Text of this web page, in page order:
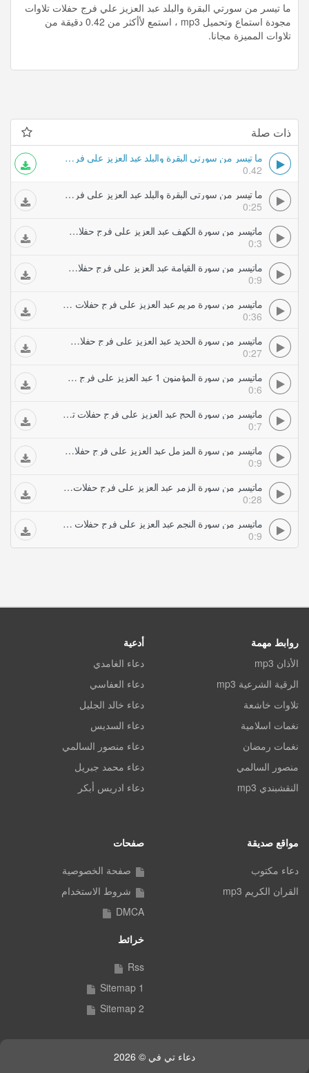
ما تيسر من سورتي البقرة والبلد عبد العزيز علي فرج حفلات تلاوات
مجودة استماع وتحميل mp3 ، استمع لأأكثر من 0.42 دقيقة من
تلاوات المميزة مجانا.
ذات صلة
ما تيسر من سورتي البقرة والبلد عبد العزيز علي فرج حفلات تلاوات مجودة
0.42
ما تيسر من سورتي البقرة والبلد عبد العزيز علي فرج حفلات تلاوات مجودة
0:25
ماتيسر من سورة الكهف عبد العزيز علي فرج حفلات تلاوات مجودة
0:3
ماتيسر من سورة القيامة عبد العزيز علي فرج حفلات تلاوات مجودة
0:9
ماتيسر من سورة مريم عبد العزيز علي فرج حفلات تلاوات مجودة
0:36
ماتيسر من سورة الحديد عبد العزيز علي فرج حفلات تلاوات مجودة
0:27
ماتيسر من سورة المؤمنون 1 عبد العزيز علي فرج حفلات تلاوات مجودة
0:6
ماتيسر من سورة الحج عبد العزيز علي فرج حفلات تلاوات مجودة
0:7
ماتيسر من سورة المزمل عبد العزيز علي فرج حفلات تلاوات مجودة
0:9
ماتيسر من سورة الزمر عبد العزيز علي فرج حفلات تلاوات مجودة
0:28
ماتيسر من سورة النجم عبد العزيز علي فرج حفلات تلاوات مجودة
0:9
روابط مهمة
الأذان mp3
الرقية الشرعية mp3
تلاوات خاشعة
نغمات اسلامية
نغمات رمضان
منصور السالمي
النقشبندي mp3
أدعية
دعاء الغامدي
دعاء العفاسي
دعاء خالد الجليل
دعاء السديس
دعاء منصور السالمي
دعاء محمد جبريل
دعاء ادريس أبكر
مواقع صديقة
دعاء مكتوب
القران الكريم mp3
صفحات
صفحة الخصوصية
شروط الاستخدام
DMCA
خرائط
Rss
Sitemap 1
Sitemap 2
دعاء تي في © 2026